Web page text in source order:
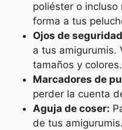
poliéster o
forma a tus
Ojos de
a tus amigurumis.
tamaños y colores.
Marcadores de
perder la cuenta
Aguja de coser:
de tus amigurumis.